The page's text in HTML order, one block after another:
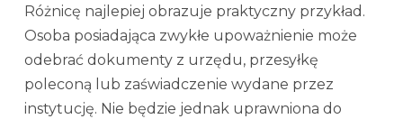
Różnicę najlepiej obrazuje praktyczny przykład.
Osoba posiadająca zwykłe upoważnienie może
odebrać dokumenty z urzędu, przesyłkę
poleconą lub zaświadczenie wydane przez
instytucję. Nie będzie jednak uprawniona do